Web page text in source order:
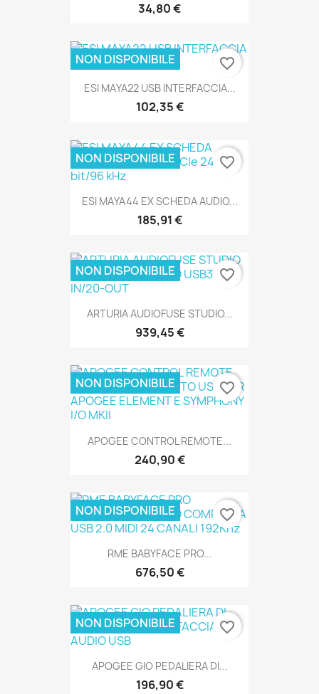
34,80 €
SOLO ONLINE
ESI MAYA22 USB INTERFACCIA...
102,35 €
SOLO ONLINE
NON DISPONIBILE favorite_border
ESI MAYA44 EX SCHEDA AUDIO...
185,91 €
NON DISPONIBILE favorite_border
ARTURIA AUDIOFUSE STUDIO...
939,45 €
NON DISPONIBILE favorite_border
APOGEE CONTROL REMOTE...
240,90 €
SOLO ONLINE
NON DISPONIBILE favorite_border
RME BABYFACE PRO...
676,50 €
NON DISPONIBILE favorite_border
APOGEE GIO PEDALIERA DI...
196,90 €
NON DISPONIBILE favorite_border